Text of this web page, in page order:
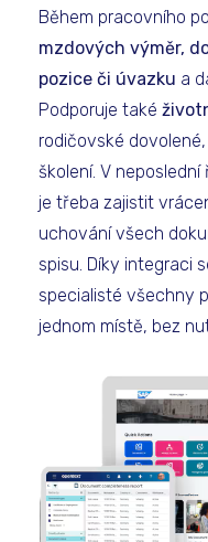
Během pracovního
mzdových výměr,
pozice či úvazku a
Podporuje také
rodičovské
školení. V
je třeba zajistit
uchování všech
spisu. Díky integraci
specialisté všechny
jednom místě, bez